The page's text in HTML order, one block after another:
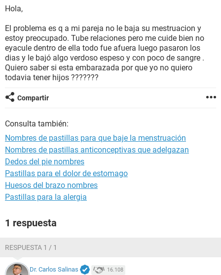
BIENESTAR
SEXUALIDAD
GLOSARIO
Hola,
El problema es q a mi pareja no le baja su mestruacion y
estoy preocupado. Tube relaciones pero me cuide bien no
eyacule dentro de ella todo fue afuera luego pasaron los
dias y le bajó algo verdoso espeso y con poco de sangre .
Quiero saber si esta embarazada por que yo no quiero
todavia tener hijos ???????
Compartir
Consulta también:
Nombres de pastillas para que baje la menstruación
Nombres de pastillas anticonceptivas que adelgazan
Dedos del pie nombres
Pastillas para el dolor de estomago
Huesos del brazo nombres
Pastillas para la alergia
1 respuesta
RESPUESTA 1 / 1
Dr. Carlos Salinas 16.108